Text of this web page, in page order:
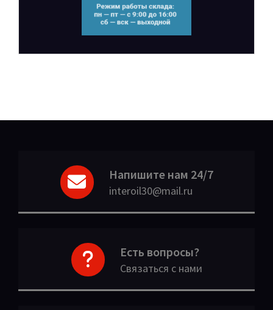
Напишите нам 24/7
interoil30@mail.ru
Есть вопросы?
Связаться с нами